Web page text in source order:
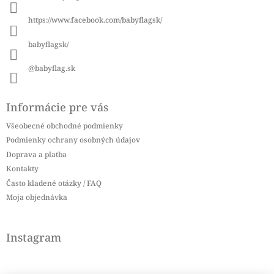
https://www.facebook.com/babyflagsk/
babyflagsk/
@babyflag.sk
Informácie pre vás
Všeobecné obchodné podmienky
Podmienky ochrany osobných údajov
Doprava a platba
Kontakty
Často kladené otázky / FAQ
Moja objednávka
Instagram